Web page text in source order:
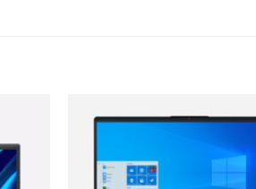
Añadir
a la
lista de
deseos